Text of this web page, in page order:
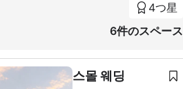
4つ星
6件のスペース
스몰 웨딩